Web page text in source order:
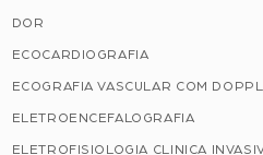
DOR
ECOCARDIOGRAFIA
ECOGRAFIA VASCULAR COM
ELETROENCEFALOGRAFIA
ELETROFISIOLOGIA CLINICA